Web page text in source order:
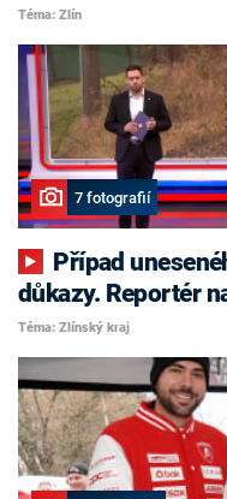
Téma: Zlín
7 fotografií
důkazy. Reportér
Téma: Zlínský kraj